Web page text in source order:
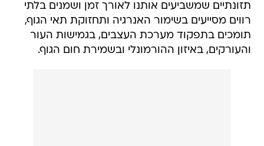
תזונתיים שמשביעים אותנו לאורך זמן ושמנים בלתי
רווים מסייעים בשימור האנרגיה ותחזוקת תאי הגוף,
תומכים בתפקוד מערכת העצבים, בגמישות העור
והעורקים, באיזון ההורמונלי ובשמירת חום הגוף.